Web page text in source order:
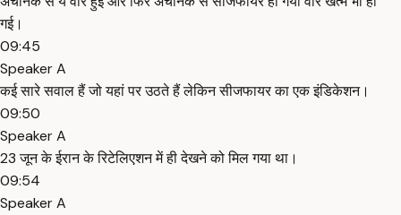
गई।
09:45
Speaker A
कई सारे सवाल हैं जो यहां पर उठते हैं लेकिन सीजफायर का एक इंडिकेशन।
09:50
Speaker A
23 जून के ईरान के रिटेलिएशन में ही देखने को मिल गया था।
09:54
Speaker A